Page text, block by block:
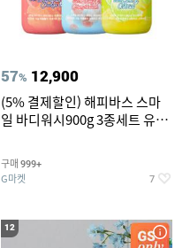
57% 12,900
(5% 결제할인) 해피바스 스마
일 바디워시900g 3종세트 유
구매 999+
G마켓 7
12